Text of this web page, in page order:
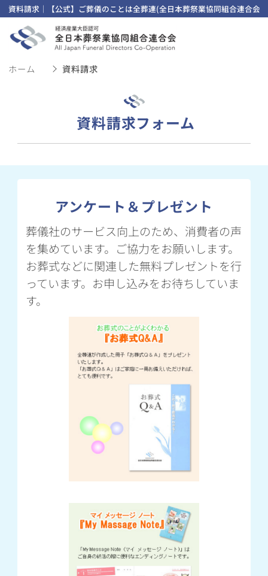
資料請求｜【公式】ご葬儀のことは全葬連(全日本葬祭業協同組合連合会)
ホーム 資料請求
資料請求フォーム
アンケート＆プレゼント
葬儀社のサービス向上のため、消費者の声
を集めています。ご協力をお願いします。
お葬式などに関連した無料プレゼントを行
っています。お申し込みをお待ちしていま
す。